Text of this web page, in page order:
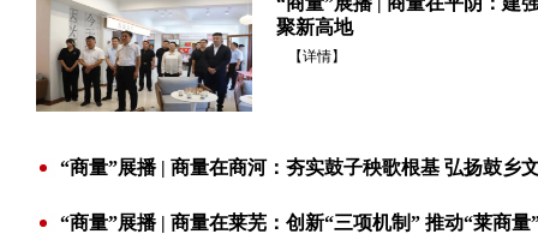
聚新高地
【详情】
“商量”展播 | 商量在商河：夯实鼓子秧歌根基 弘扬鼓乡
“商量”展播 | 商量在莱芜：创新“三项机制” 推动“莱商量